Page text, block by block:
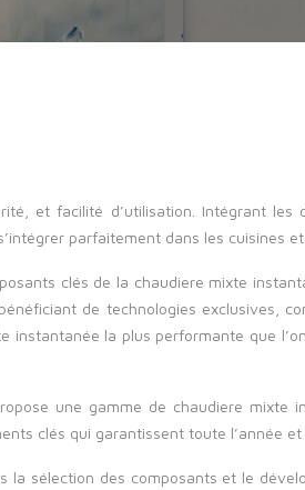
et facilité d’utilisation. Intégrant
parfaitement dans les cuisines et
clés de la chaudiere mixte
de technologies exclusives,
la plus performante que
une gamme de chaudiere mixte
clés qui garantissent toute l’année
la sélection des composants et le